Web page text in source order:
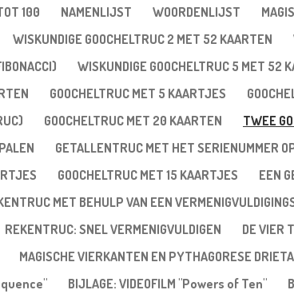
100
NAMENLIJST WOORDENLIJST
WISKUNDIGE GOOCHELTRUC 2 MET 52 KAARTEN
WISKUNDIGE GOOCHELTRUC 5 MET 52
GOOCHELTRUC MET 5 KAARTJES
GOOCHELTRUC MET 20 KAARTEN
TWEE
GETALLENTRUC MET HET SERIENUMMER
GOOCHELTRUC MET 15 KAARTJES
EEN
MET BEHULP VAN EEN
REKENTRUC: SNEL VERMENIGVULDIGEN DE VIER
MAGISCHE VIERKANTEN EN PYTHAGORESE
BIJLAGE: VIDEOFILM "Powers of Ten"